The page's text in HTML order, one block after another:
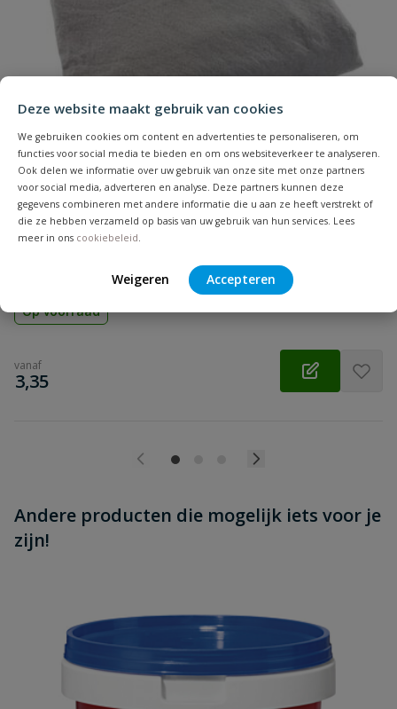
Deze website maakt gebruik van cookies
We gebruiken cookies om content en advertenties te personaliseren, om
functies voor social media te bieden en om ons websiteverkeer te analyseren.
Ook delen we informatie over uw gebruik van onze site met onze partners
voor social media, adverteren en analyse. Deze partners kunnen deze
gegevens combineren met andere informatie die u aan ze heeft verstrekt of
die ze hebben verzameld op basis van uw gebruik van hun services. Lees
meer in ons cookiebeleid.
Weigeren Accepteren
Installatiediepte
onbelast
zwaar verkeer
80 cm
Lengte 1500 mm
Materiaal PP
Naam
Samenvatting
Beoordeling
Beoordeling versturen
Geotextiel
drainage systemen
Op voorraad
vanaf
€
3,35
Andere producten die mogelijk iets voor je
zijn!